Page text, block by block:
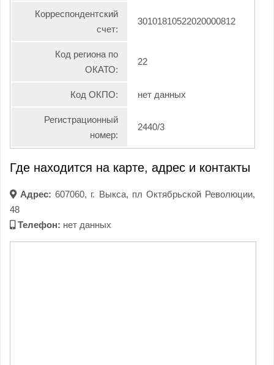
Корреспондентский
счет:
30101810522020000812
Код региона по
ОКАТО:
22
Код ОКПО: нет данных
Регистрационный
номер:
2440/3
Где находится на карте, адрес и контакты
Адрес: 607060, г. Выкса, пл Октябрьской Революции,
48
Телефон: нет данных